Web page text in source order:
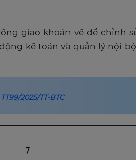
giao khoán về để chỉnh
kế toán và quản lý nội
2025/TT-BTC